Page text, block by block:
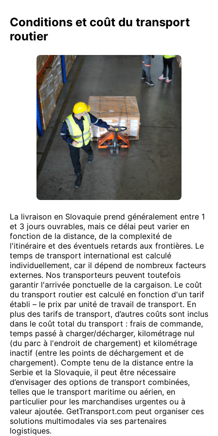
Conditions et coût du transport
routier
La livraison en Slovaquie prend généralement entre 1
et 3 jours ouvrables, mais ce délai peut varier en
fonction de la distance, de la complexité de
l'itinéraire et des éventuels retards aux frontières. Le
temps de transport international est calculé
individuellement, car il dépend de nombreux facteurs
externes. Nos transporteurs peuvent toutefois
garantir l'arrivée ponctuelle de la cargaison. Le coût
du transport routier est calculé en fonction d'un tarif
établi – le prix par unité de travail de transport. En
plus des tarifs de transport, d’autres coûts sont inclus
dans le coût total du transport : frais de commande,
temps passé à charger/décharger, kilométrage nul
(du parc à l'endroit de chargement) et kilométrage
inactif (entre les points de déchargement et de
chargement). Compte tenu de la distance entre la
Serbie et la Slovaquie, il peut être nécessaire
d’envisager des options de transport combinées,
telles que le transport maritime ou aérien, en
particulier pour les marchandises urgentes ou à
valeur ajoutée. GetTransport.com peut organiser ces
solutions multimodales via ses partenaires
logistiques.